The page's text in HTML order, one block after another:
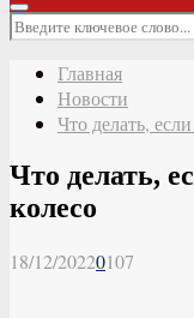
Основное
меню
Искать:
Главная
Новости
Что делать,
Что делать,
колесо
18/12/20220107